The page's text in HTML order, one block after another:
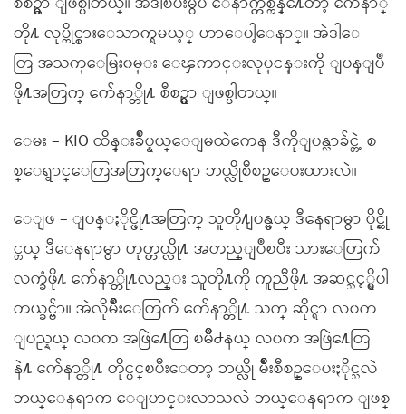
တို႔ လုပ္ကိုင္စားေသာက္ရမယ့္ ဟာေပါ့ေနာ္။ အဲဒါေ
တြ အသက္ေမြး၀မ္း ေၾကာင္းလုပ္ငန္းကို ျပန္ျပဳ
ဖို႔အတြက္ က်ေနာ္တို႔ စီစဥ္မွာ ျဖစ္ပါတယ္။
ေမး – KIO ထိန္းခ်ဳပ္နယ္ေျမထဲကေန ဒီကိုျပန္လာခ်င္တဲ့ စ
စ္ေရွာင္ေတြအတြက္ေရာ ဘယ္လိုစီစဥ္ေပးထားလဲ။
ေျဖ – ျပန္ႏိုင္ဖို႔အတြက္ သူတို႔ျပန္မယ္ ဒီေနရာမွာ ပိုင္ဆို
င္တယ္ ဒီေနရာမွာ ဟုတ္တယ္လို႔ အတည္ျပဳၿပီး သားေတြက်
လက္ခံဖို႔ က်ေနာ္တို႔လည္း သူတို႔ကို ကူညီဖို႔ အဆင္သင့္ရွိပါ
တယ္ခင္ဗ်ာ။ အဲလိုမ်ိဳးေတြက် က်ေနာ္တို႔ သက္ ဆိုင္ရာ လ၀က
ျပည္နယ္ လ၀က အဖြဲ႔ေတြ ၿမိဳ႕နယ္ လ၀က အဖြဲ႔ေတြ
နဲ႔ က်ေနာ္တို႔ တိုင္ပင္ၿပီးေတာ့ ဘယ္လို မ်ိဳးစီစဥ္ေပးႏိုင္သလဲ
ဘယ္ေနရာက ေျပာင္းလာသလဲ ဘယ္ေနရာက ျဖစ္